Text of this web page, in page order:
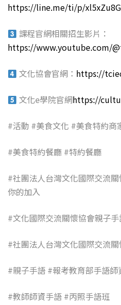
https://line.me/ti/p/
課程官網相關招生影片：
https://www.youtube.com/
文化協會官網： https://
文化e學院官網https://
#活動 #美食文化 #美食特約商
#美食特約餐廳 #特約餐廳
#社團法人台灣文化國際交流
你的加入
#文化國際交流關懷協會親子
#社團法人台灣文化國際交流
#親子手語 #報考教育部手語師
#教師師資手語 #丙照手語班